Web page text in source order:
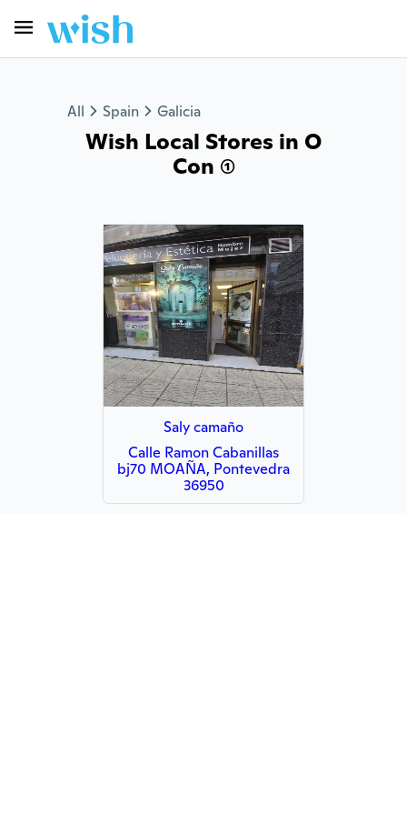
All Spain Galicia
Wish Local Stores in O
Con (1)
Saly camaño
Calle Ramon Cabanillas
bj70 MOAÑA, Pontevedra
36950